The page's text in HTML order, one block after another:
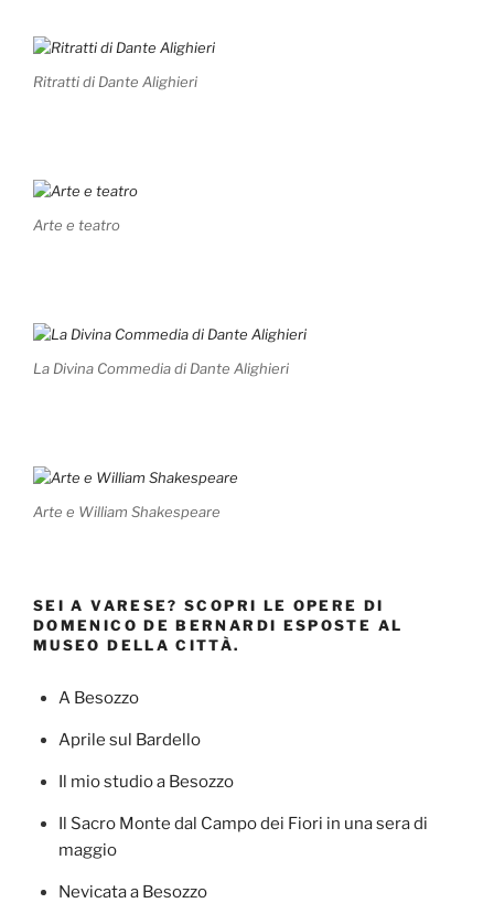
Ritratti di Dante Alighieri
Arte e teatro
La Divina Commedia di Dante Alighieri
Arte e William Shakespeare
SEI A VARESE? SCOPRI LE OPERE DI
DOMENICO DE BERNARDI ESPOSTE AL
MUSEO DELLA CITTÀ.
A Besozzo
Aprile sul Bardello
Il mio studio a Besozzo
Il Sacro Monte dal Campo dei Fiori in una sera di
maggio
Nevicata a Besozzo